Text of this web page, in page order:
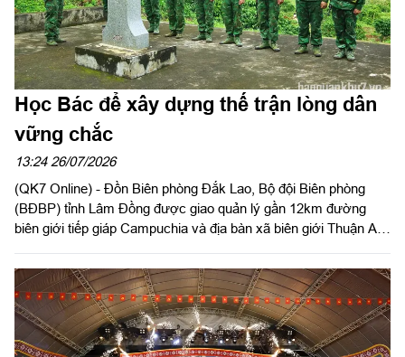
Học Bác để xây dựng thế trận lòng dân
vững chắc
13:24 26/07/2026
(QK7 Online) - Đồn Biên phòng Đắk Lao, Bộ đội Biên phòng
(BĐBP) tỉnh Lâm Đồng được giao quản lý gần 12km đường
biên giới tiếp giáp Campuchia và địa bàn xã biên giới Thuận An.
tự, hoạt động buôn lậu, xuất nhập cảnh trái phép và tội phạm
xuyên biên giới. Trong điều kiện nhiệm vụ ngày càng cao, cán
bộ, chiến sĩ đơn vị luôn xác định học tập và làm theo tư tưởng,
đạo đức, phong cách Hồ Chí Minh là động lực để hoàn thành tốt
mọi nhiệm vụ.